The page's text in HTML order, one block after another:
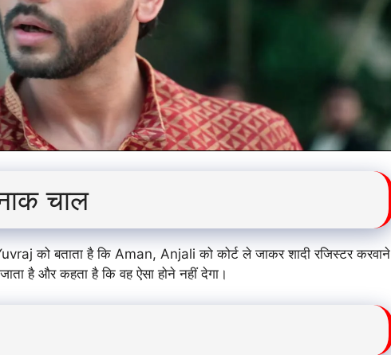
चाल
को बताता है कि Aman, Anjali को कोर्ट ले जाकर शादी रजिस्टर करवाने
है और कहता है कि वह ऐसा होने नहीं देगा।